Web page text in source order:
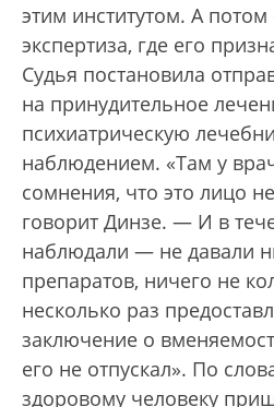
этим институтом. А потом
экспертиза, где его
Судья постановила
на принудительное
психиатрическую
наблюдением. «Там у
сомнения, что это лицо
говорит Динзе. — И в
наблюдали — не давали
препаратов, ничего не
несколько раз
заключение о
его не отпускал». По
здоровому человеку